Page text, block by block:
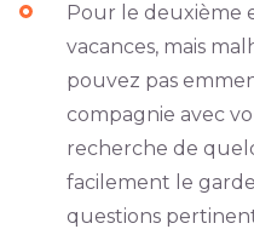
Pour le deuxième
vacances, mais
pouvez pas
compagnie avec
recherche de
facilement le
questions